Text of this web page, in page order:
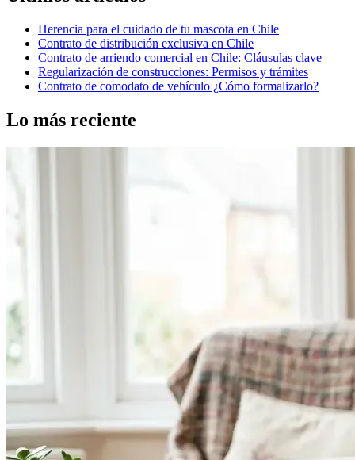
Herencia para el cuidado de tu mascota en Chile
Contrato de distribución exclusiva en Chile
Contrato de arriendo comercial en Chile: Cláusulas clave
Regularización de construcciones: Permisos y trámites
Contrato de comodato de vehículo ¿Cómo formalizarlo?
Lo más reciente